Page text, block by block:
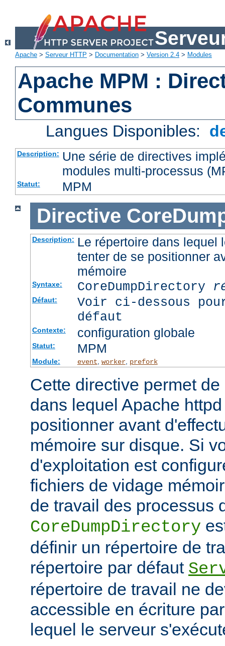
Apache > Serveur HTTP > Documentation > Version 2.4 > Modules
Apache MPM :
Communes
Langues Disponibles:
Description: Une série de directives
modules multi-processus
Statut: MPM
Directive
Description: Le répertoire dans lequel
tenter de se positionner
mémoire
Syntaxe: CoreDumpDirectory
Défaut:
Voir ci-dessous
défaut
Contexte: configuration globale
Statut: MPM
Module: event worker, prefork
Cette directive permet
dans lequel Apache
positionner avant
mémoire sur disque. Si
d'exploitation est
fichiers de vidage
de travail des processus
CoreDumpDirectory
définir un répertoire de
répertoire par défaut
répertoire de travail ne
accessible en écriture
lequel le serveur